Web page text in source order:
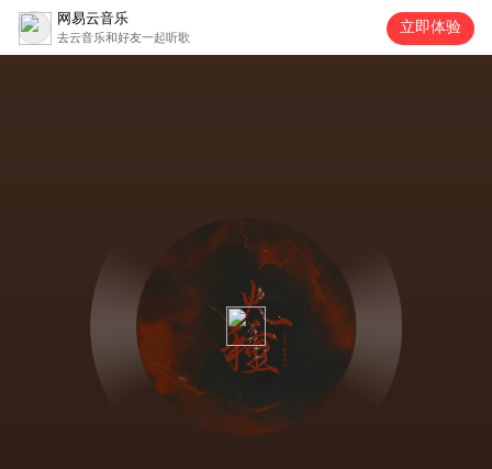
网易云音乐
去云音乐和好友一起听歌
立即体验